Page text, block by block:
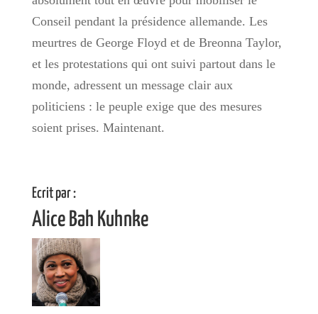
Conseil pendant la présidence allemande. Les
meurtres de George Floyd et de Breonna Taylor,
et les protestations qui ont suivi partout dans le
monde, adressent un message clair aux
politiciens : le peuple exige que des mesures
soient prises. Maintenant.
Ecrit par :
Alice Bah Kuhnke